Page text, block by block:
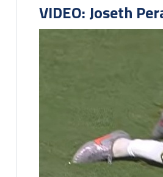
VIDEO: Joseth